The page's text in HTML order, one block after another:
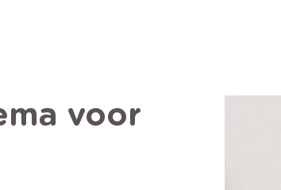
voor